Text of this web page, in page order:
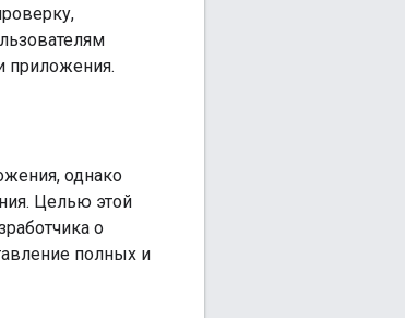
приложения.
однако
Целью этой
о
полных и